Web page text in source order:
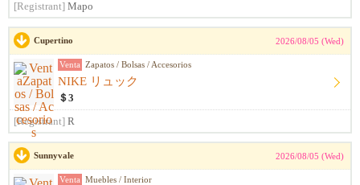
[Registrant] Mapo
Cupertino 2026/08/05 (Wed)
Venta Zapatos / Bolsas / Accesorios
NIKE リュック
＄3
[Registrant] R
Sunnyvale 2026/08/05 (Wed)
Venta Muebles / Interior